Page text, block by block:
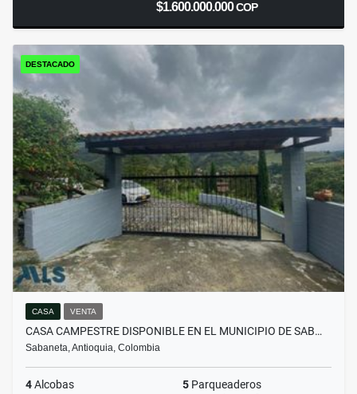
$1.600.000.000COP
DESTACADO
CASA VENTA
CASA CAMPESTRE DISPONIBLE EN EL MUNICIPIO DE SAB…
Sabaneta, Antioquia, Colombia
4Alcobas 5 Parqueaderos